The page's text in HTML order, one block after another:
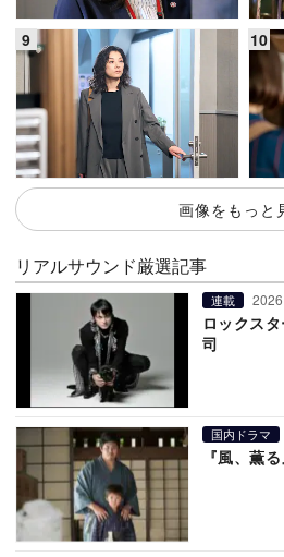
画像をもっと
リアルサウンド厳選記事
連載
ロックス
司
国内ドラマ
『風、薫